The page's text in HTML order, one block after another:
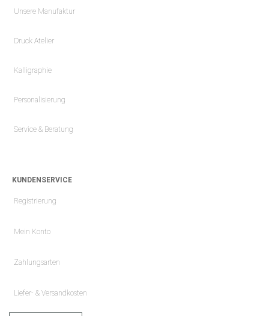
Unsere Manufaktur
Druck Atelier
Kalligraphie
Personalisierung
Service & Beratung
KUNDENSERVICE
Registrierung
Mein Konto
Zahlungsarten
Liefer- & Versandkosten